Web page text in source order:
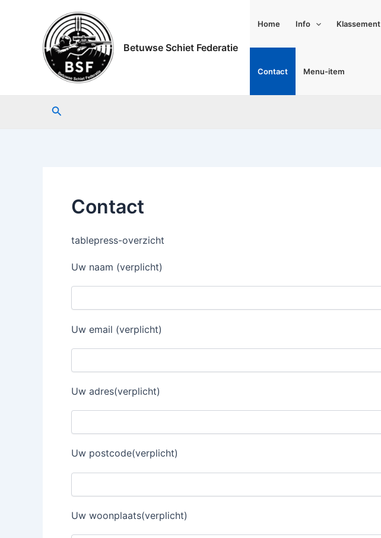
Betuwse Schiet Federatie
Home Info Klassement
Contact Menu-item
Zoeken
Contact
tablepress-overzicht
Uw naam (verplicht)
Uw email (verplicht)
Uw adres(verplicht)
Uw postcode(verplicht)
Uw woonplaats(verplicht)